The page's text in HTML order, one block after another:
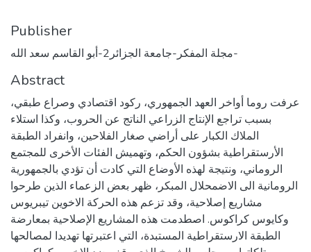
Publisher
مجلة المفكر-جامعة الجزائر2-أبو القاسم سعد الله-
Abstract
عرفت روما أواخر العهد الجمهوري، ركود اقتصادي وصراع طبقي،
بسبب تراجع الإنتاج الزراعي الناتج عن الحروب، وكذا استلاء
الملاك الكبار على أراضي صغار الفلاحين، وانفراد الطبقة
الأرستقراطية بشؤون الحكم، وتهميش الفئات الأخرى للمجتمع
الروماني، ونتيجة لهذه الأوضاع التي كادت أن تؤدي بالجمهورية
الرومانية الى الاضمحلال المبكر، ظهر بعض الزعماء الذين طرحوا
مشاريع إصلاحية، وقد تزعم هذه الحركة الاخوين تيبريوس
وكايوس كراكوس. اصطدمت هذه المشاريع الإصلاحية بمعارضة
الطبقة الارستقراطية المستبدة، التي اعتبرتها تهديدا لمصالحها